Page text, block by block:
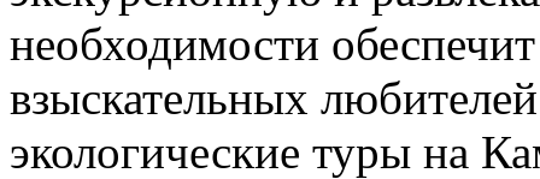
необходимости
взыскательных
экологические туры на